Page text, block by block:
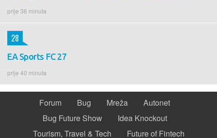
prije 36 minuta
EA Sports FC 27
prije 40 minuta
28
Forum Bug Mreža
Autonet
Bug Future Show
Idea Knockout
Tourism, Travel & Tech
Future of Fintech